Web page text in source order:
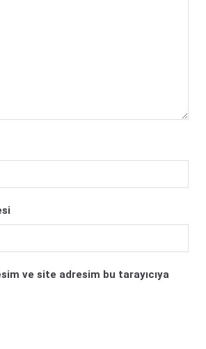
ve site adresim bu tarayıcıya